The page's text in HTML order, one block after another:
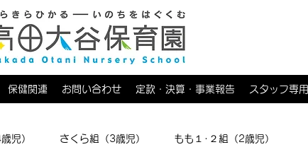
保健関連 お問い合わせ 定款・決算・事業報告 スタッフ専用
児） さくら組（3歳児） もも１･２組（2歳児）